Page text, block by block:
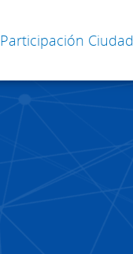
Participación